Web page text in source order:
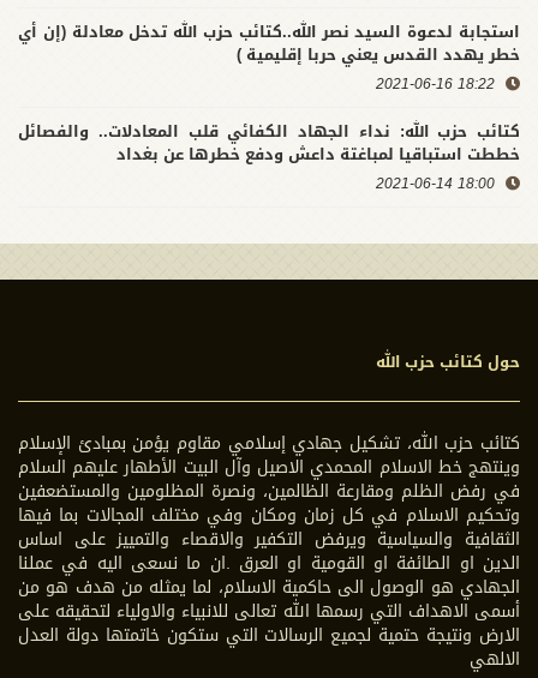
استجابة لدعوة السيد نصر الله..كتائب حزب الله تدخل معادلة (إن أي
خطر يهدد القدس يعني حربا إقليمية )
18:22 2021-06-16
كتائب حزب الله: نداء الجهاد الكفائي قلب المعادلات.. والفصائل
خططت استباقيا لمباغتة داعش ودفع خطرها عن بغداد
18:00 2021-06-14
حول كتائب حزب الله
كتائب حزب الله، تشكيل جهادي إسلامي مقاوم يؤمن بمبادئ الإسلام
وينتهج خط الاسلام المحمدي الاصيل وآل البيت الأطهار عليهم السلام
في رفض الظلم ومقارعة الظالمين، ونصرة المظلومين والمستضعفين
وتحكيم الاسلام في كل زمان ومكان وفي مختلف المجالات بما فيها
الثقافية والسياسية ويرفض التكفير والاقصاء والتمييز على اساس
الدين او الطائفة او القومية او العرق .ان ما نسعى اليه في عملنا
الجهادي هو الوصول الى حاكمية الاسلام، لما يمثله من هدف هو من
أسمى الاهداف التي رسمها الله تعالى للانبياء والاولياء لتحقيقه على
الارض ونتيجة حتمية لجميع الرسالات التي ستكون خاتمتها دولة العدل
الالهي